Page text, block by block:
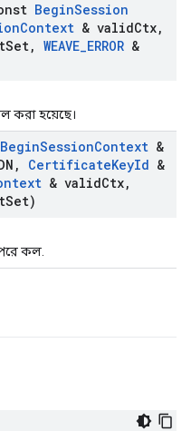
BeginSession
Context & validCtx,
Set, WEAVE_ERROR &
​​করা হয়েছে।
BeginSessionContext &
, CertificateKeyId &
& validCtx,
Set)
কল.